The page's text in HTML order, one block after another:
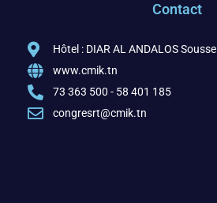
Contact
Hôtel : DIAR AL ANDALOS Sousse
www.cmik.tn
73 363 500 - 58 401 185
congresrt@cmik.tn